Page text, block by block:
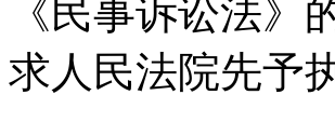
《民事诉讼法
求人民法院先予